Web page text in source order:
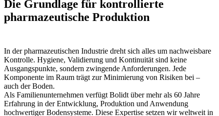
Die Grundlage für kontrollierte
pharmazeutische Produktion
In der pharmazeutischen Industrie dreht sich alles um nachweisbare
Kontrolle. Hygiene, Validierung und Kontinuität sind keine
Ausgangspunkte, sondern zwingende Anforderungen. Jede
Komponente im Raum trägt zur Minimierung von Risiken bei –
auch der Boden.
Als Familienunternehmen verfügt Bolidt über mehr als 60 Jahre
Erfahrung in der Entwicklung, Produktion und Anwendung
hochwertiger Bodensysteme. Diese Expertise setzen wir weltweit in